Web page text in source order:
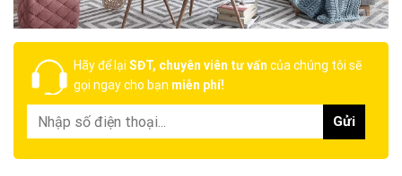
Hãy để lại SĐT, chuyên viên tư vấn của chúng tôi sẽ
gọi ngay cho bạn miễn phí!